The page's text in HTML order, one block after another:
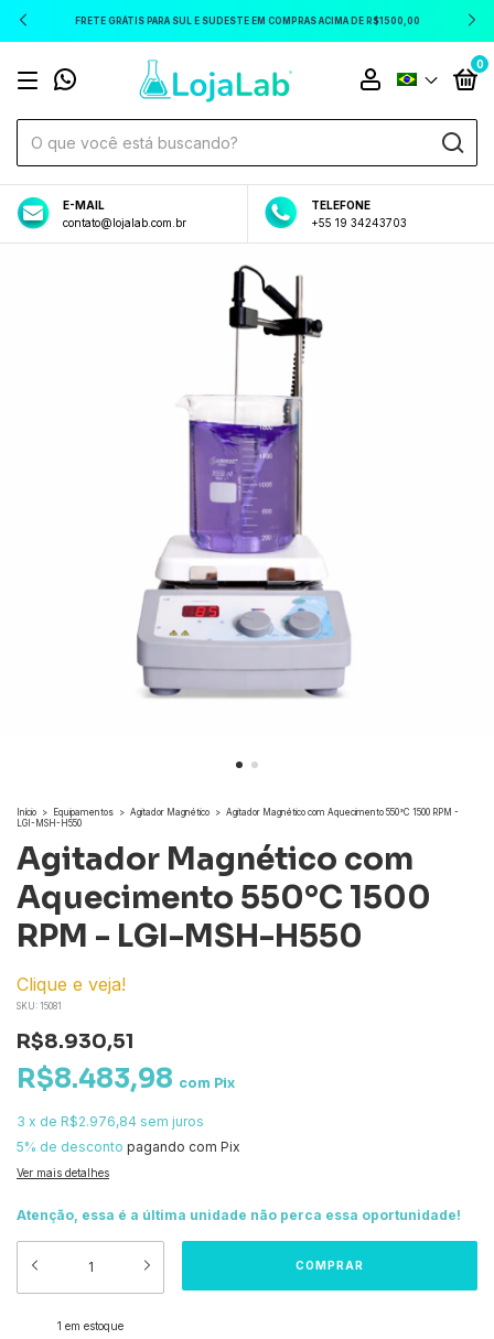
FRETE GRÁTIS PARA SUL E SUDESTE EM COMPRAS ACIMA DE R$1500,00
0
E-MAIL
contato@lojalab.com.br
TELEFONE
+55 19 34243703
Início > Equipamentos > Agitador Magnético > Agitador Magnético com Aquecimento 550°C 1500 RPM -
LGI-MSH-H550
Agitador Magnético com
Aquecimento 550°C 1500
RPM - LGI-MSH-H550
Clique e veja!
SKU: 15081
R$8.930,51
R$8.483,98 com Pix
3 x de R$2.976,84 sem juros
5% de desconto pagando com Pix
Ver mais detalhes
Atenção, essa é a última unidade não perca essa oportunidade!
1 em estoque